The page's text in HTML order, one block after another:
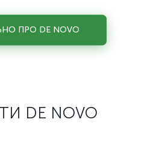
ПРО DE NOVO
DE NOVO